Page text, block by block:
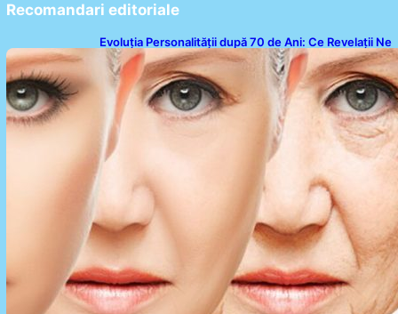
Recomandari editoriale
Evoluția Personalității după 70 de Ani: Ce Revelații Ne
Oferă Studiile Psihologice